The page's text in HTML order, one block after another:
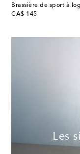
Brassière de sport à
CA$ 145
original price
Les